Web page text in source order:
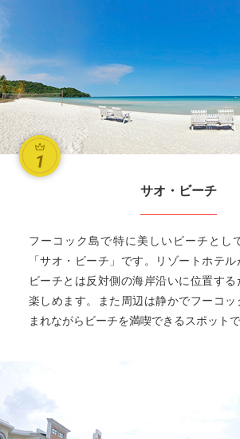
サオ・ビーチ
フーコック島で特に美しいビーチとし
「サオ・ビーチ」です。リゾートホテ
ビーチとは反対側の海岸沿いに位置す
楽しめます。また周辺は静かでフーコッ
まれながらビーチを満喫できるスポットで